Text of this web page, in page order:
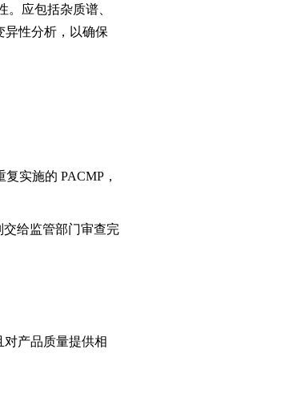
应包括杂质谱、
异性分析，以确保
实施的 PACMP，
给监管部门审查完
产品质量提供相